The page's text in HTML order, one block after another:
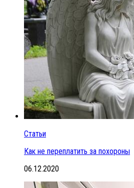
Статьи
Как не переплатить за похороны
06.12.2020